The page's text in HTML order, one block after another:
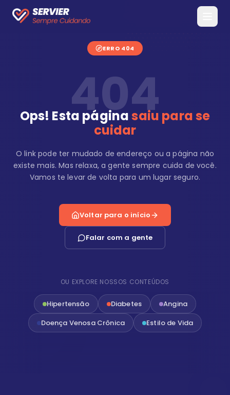
ERRO 404
404
Ops! Esta páginasaiu para se
cuidar
O link pode ter mudado de endereço ou a página não
existe mais. Mas relaxa, a gente sempre cuida de você.
Vamos te levar de volta para um lugar seguro.
Voltar para o início
Falar com a gente
OU EXPLORE NOSSOS CONTEÚDOS
Hipertensão Diabetes
Angina
Doença Venosa Crônica
Estilo de Vida